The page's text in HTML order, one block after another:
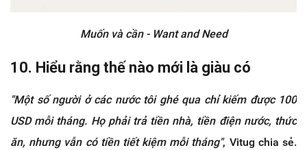
Muốn và cần - Want and Need
10. Hiểu rằng thế nào mới là giàu có
"Một số người ở các nước tôi ghé qua chỉ kiếm được 100
USD mỗi tháng. Họ phải trả tiền nhà, tiền điện nước, thức
ăn, nhưng vẫn có tiền tiết kiệm mỗi tháng", Vitug chia sẻ.